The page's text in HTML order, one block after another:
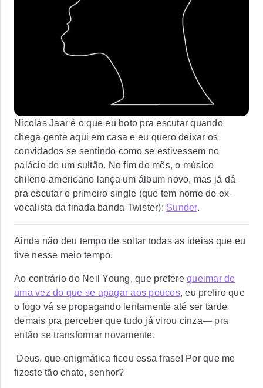
Nicolás Jaar é o que eu boto pra escutar quando
chega gente aqui em casa e eu quero deixar os
convidados se sentindo como se estivessem no
palácio de um sultão. No fim do mês, o músico
chileno-americano lança um álbum novo, mas já dá
pra escutar o primeiro single (que tem nome de ex-
vocalista da finada banda Twister): Sunder.
Ainda não deu tempo de soltar todas as ideias que eu
tive nesse meio tempo.
Ao contrário do Neil Young, que prefere queimar de
uma vez do que se apagar aos poucos, eu prefiro que
o fogo vá se propagando lentamente até ser tarde
demais pra perceber que tudo já virou cinza— pra
então se transformar novamente.
Deus, que enigmática ficou essa frase! Por que me
fizeste tão chato, senhor?